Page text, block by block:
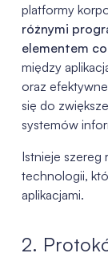
platformy
różnymi
elementem
między
oraz
się do
systemów
Istnieje szereg
technologii,
aplikacjami.
2.